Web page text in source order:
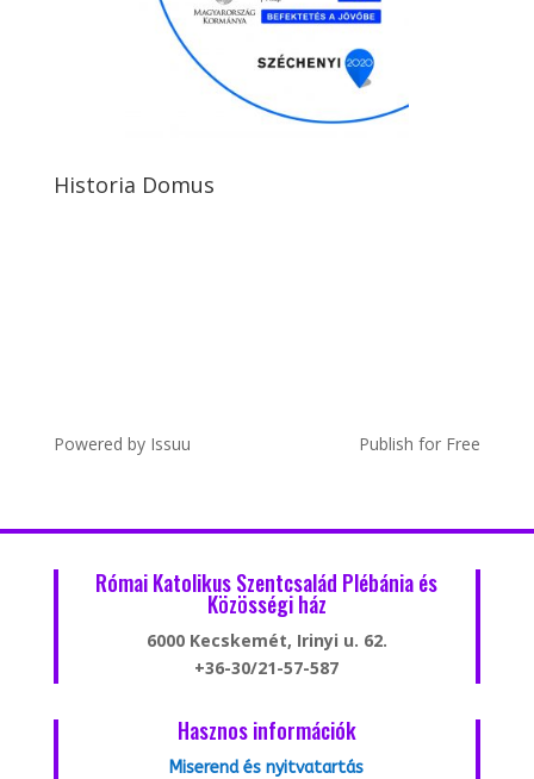
Historia Domus
Powered by Issuu Publish for Free
Római Katolikus Szentcsalád Plébánia és
Közösségi ház
6000 Kecskemét, Irinyi u. 62.
+36-30/21-57-587
Hasznos információk
Miserend és nyitvatartás